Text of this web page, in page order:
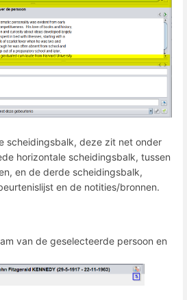
scheidingsbalk, deze zit net onder
horizontale scheidingsbalk, tussen
en de derde scheidingsbalk,
en de notities/bronnen.
van de geselecteerde persoon en